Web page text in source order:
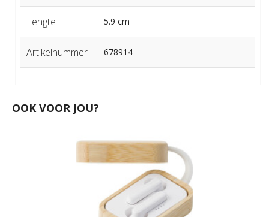
Lengte 5.9 cm
Artikelnummer 678914
OOK VOOR JOU?